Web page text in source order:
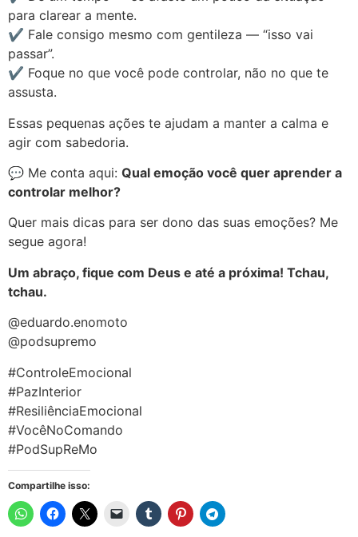
para clarear a mente.
✔️ Fale consigo mesmo com gentileza — “isso vai
passar”.
✔️ Foque no que você pode controlar, não no que te
assusta.
Essas pequenas ações te ajudam a manter a calma e
agir com sabedoria.
💬 Me conta aqui: Qual emoção você quer aprender a
controlar melhor?
Quer mais dicas para ser dono das suas emoções? Me
segue agora!
Um abraço, fique com Deus e até a próxima! Tchau,
tchau.
@eduardo.enomoto
@podsupremo
#ControleEmocional
#PazInterior
#ResiliênciaEmocional
#VocêNoComando
#PodSupReMo
Compartilhe isso: